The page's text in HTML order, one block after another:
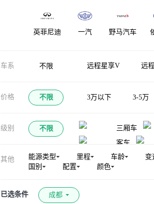
英菲尼迪 一汽 野马汽车
御捷 宇通客车 云度
车系 不限 远程星享V 远
价格 不限 3万以下 3-5万
级别 不限 三厢车
客车
其他 能源类型 里程 车龄 变
国别
配置 颜色
已选条件 成都